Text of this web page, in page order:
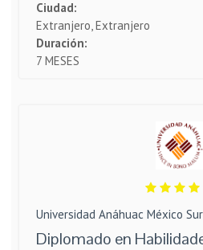
Ciudad:
Extranjero, Extranjero
Duración:
7 MESES
Universidad Anáhuac México Sur
Diplomado en